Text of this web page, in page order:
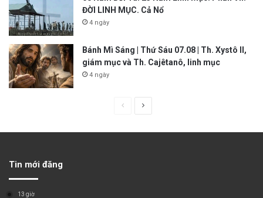
ĐỜI LINH MỤC. Cả Nổ
4 ngày
Bánh Mì Sáng | Thứ Sáu 07.08 | Th. Xystô II,
giám mục và Th. Cajêtanô, linh mục
4 ngày
Tin mới đăng
13 giờ